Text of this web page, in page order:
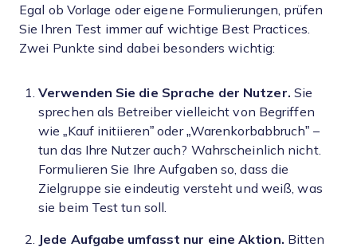
Egal ob Vorlage oder eigene Formulierungen, prüfen
Sie Ihren Test immer auf wichtige Best Practices.
Zwei Punkte sind dabei besonders wichtig:
Verwenden Sie die Sprache der Nutzer. Sie
sprechen als Betreiber vielleicht von Begriffen
wie „Kauf initiieren” oder „Warenkorbabbruch” –
tun das Ihre Nutzer auch? Wahrscheinlich nicht.
Formulieren Sie Ihre Aufgaben so, dass die
Zielgruppe sie eindeutig versteht und weiß, was
sie beim Test tun soll.
Jede Aufgabe umfasst nur eine Aktion. Bitten